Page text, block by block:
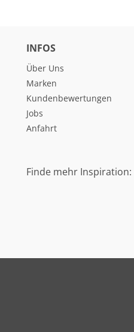
INFOS
Über Uns
Marken
Kundenbewertungen
Jobs
Anfahrt
Finde mehr Inspiration: